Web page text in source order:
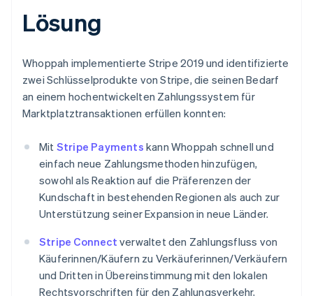
Lösung
Whoppah implementierte Stripe 2019 und identifizierte
zwei Schlüsselprodukte von Stripe, die seinen Bedarf
an einem hochentwickelten Zahlungssystem für
Marktplatztransaktionen erfüllen konnten:
Mit Stripe Payments kann Whoppah schnell und
einfach neue Zahlungsmethoden hinzufügen,
sowohl als Reaktion auf die Präferenzen der
Kundschaft in bestehenden Regionen als auch zur
Unterstützung seiner Expansion in neue Länder.
Stripe Connect verwaltet den Zahlungsfluss von
Käuferinnen/Käufern zu Verkäuferinnen/Verkäufern
und Dritten in Übereinstimmung mit den lokalen
Rechtsvorschriften für den Zahlungsverkehr,